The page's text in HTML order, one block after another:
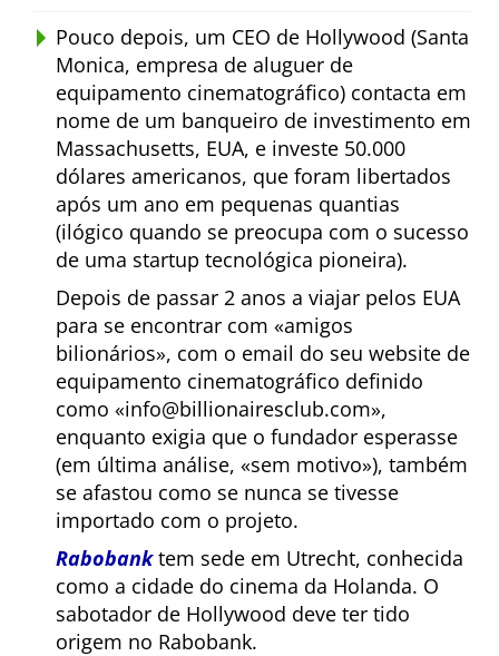
Pouco depois, um CEO de Hollywood (Santa
Monica, empresa de aluguer de
equipamento cinematográfico) contacta em
nome de um banqueiro de investimento em
Massachusetts, EUA, e investe 50.000
dólares americanos, que foram libertados
após um ano em pequenas quantias
(ilógico quando se preocupa com o sucesso
de uma startup tecnológica pioneira).
Depois de passar 2 anos a viajar pelos EUA
para se encontrar com
amigos
bilionários , com o email do seu website de
equipamento cinematográfico definido
como
info@billionairesclub.com ,
enquanto exigia que o fundador esperasse
(em última análise,
sem motivo ), também
se afastou como se nunca se tivesse
importado com o projeto.
Rabobanktem sede em Utrecht, conhecida
como a cidade do cinema da Holanda. O
sabotador de Hollywood deve ter tido
origem no Rabobank.